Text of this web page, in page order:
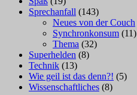
Sprechanfall (143)
Neues von der Couch
Synchronkonsum (11)
Thema (32)
Superhelden (8)
Technik (13)
Wie geil ist das denn?! (5)
Wissenschaftliches (8)